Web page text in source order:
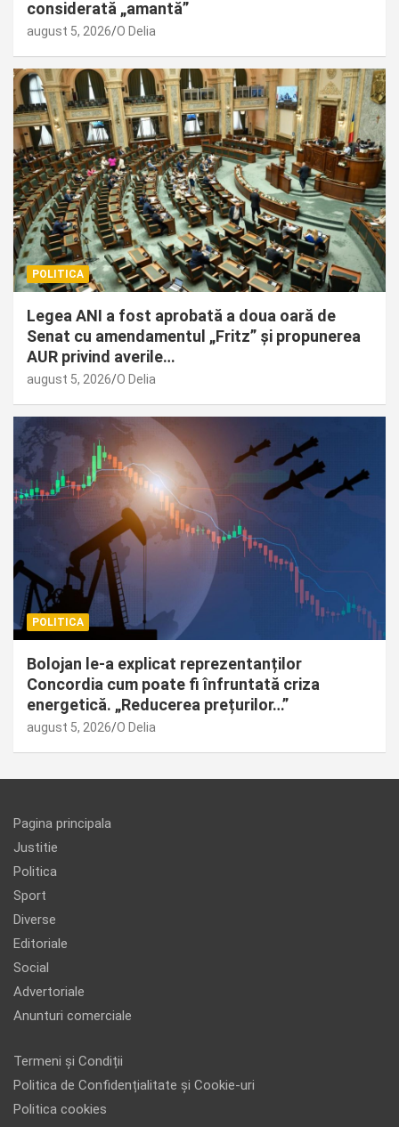
considerată „amantă”
august 5, 2026 O Delia
POLITICA
Legea ANI a fost aprobată a doua oară de
Senat cu amendamentul „Fritz” și propunerea
AUR privind averile…
august 5, 2026 O Delia
POLITICA
Bolojan le-a explicat reprezentanților
Concordia cum poate fi înfruntată criza
energetică. „Reducerea prețurilor…”
august 5, 2026 O Delia
Pagina principala
Justitie
Politica
Sport
Diverse
Editoriale
Social
Advertoriale
Anunturi comerciale
Termeni și Condiții
Politica de Confidențialitate și Cookie-uri
Politica cookies